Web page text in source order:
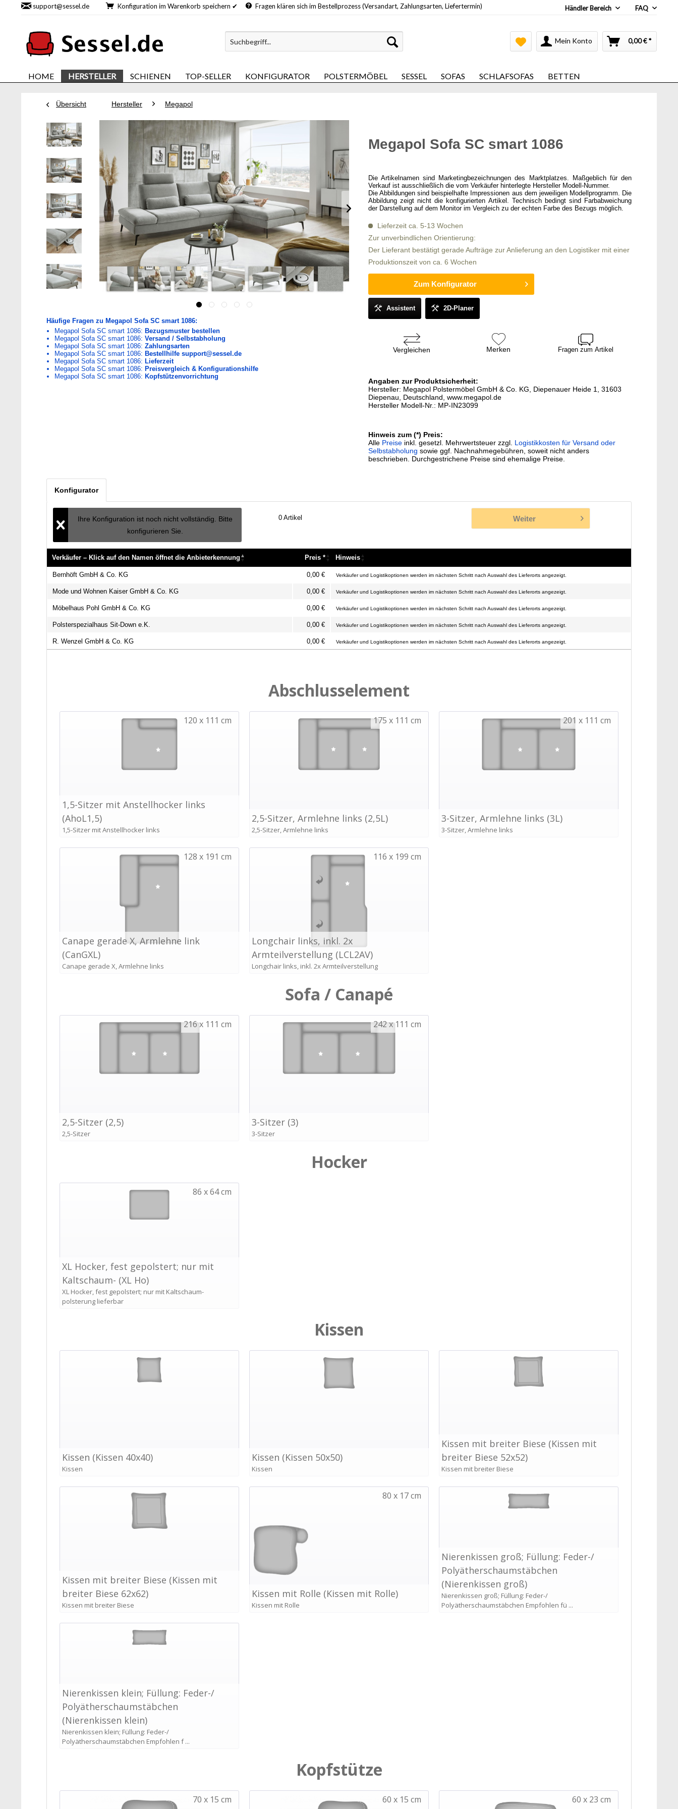
support@sessel.de Konfiguration im Warenkorb speichern ✔ Fragen klären sich im Bestellprozess (Versandart, Zahlungsarten, Liefertermin) Händler Bereich FAQ
Mein Konto 0,00 € *
HOME HERSTELLER SCHIENEN TOP-SELLER KONFIGURATOR POLSTERMÖBEL SESSEL SOFAS SCHLAFSOFAS BETTEN
Übersicht Hersteller Megapol
Häufige Fragen zu Megapol Sofa SC smart 1086:
Megapol Sofa SC smart 1086: Bezugsmuster bestellen
Megapol Sofa SC smart 1086: Versand / Selbstabholung
Megapol Sofa SC smart 1086: Zahlungsarten
Megapol Sofa SC smart 1086: Bestellhilfe support@sessel.de
Megapol Sofa SC smart 1086: Lieferzeit
Megapol Sofa SC smart 1086: Preisvergleich & Konfigurationshilfe
Megapol Sofa SC smart 1086: Kopfstützenvorrichtung
Megapol Sofa SC smart 1086
Die Artikelnamen sind Marketingbezeichnungen des Marktplatzes. Maßgeblich für den
Verkauf ist ausschließlich die vom Verkäufer hinterlegte Hersteller Modell-Nummer.
Die Abbildungen sind beispielhafte Impressionen aus dem jeweiligen Modellprogramm. Die
Abbildung zeigt nicht die konfigurierten Artikel. Technisch bedingt sind Farbabweichung
der Darstellung auf dem Monitor im Vergleich zu der echten Farbe des Bezugs möglich.
Lieferzeit ca. 5-13 Wochen
Zur unverbindlichen Orientierung:
Der Lieferant bestätigt gerade Aufträge zur Anlieferung an den Logistiker mit einer
Produktionszeit von ca. 6 Wochen
Zum Konfigurator
Assistent 2D-Planer
Vergleichen Merken Fragen zum Artikel
Angaben zur Produktsicherheit:
Hersteller: Megapol Polstermöbel GmbH & Co. KG, Diepenauer Heide 1, 31603
Diepenau, Deutschland, www.megapol.de
Hersteller Modell-Nr.: MP-IN23099
Hinweis zum (*) Preis:
Alle Preiseinkl. gesetzl. Mehrwertsteuer zzgl. Logistikkosten für Versand oder
Selbstabholung sowie ggf. Nachnahmegebühren, soweit nicht anders
beschrieben. Durchgestrichene Preise sind ehemalige Preise.
Konfigurator
Ihre Konfiguration ist noch nicht vollständig. Bitte
konfigurieren Sie.
0 Artikel Weiter
Verkäufer – Klick auf den Namen öffnet die Anbieterkennung Preis *
Hinweis
Verkäufer – Klick auf den Namen öffnet die Anbieterkennung
Preis *
Bernhöft GmbH & Co. KG 0,00 € Verkäufer und Logistikoptionen werden im nächsten Schritt nach Auswahl des Lieferorts angezeigt.
Mode und Wohnen Kaiser GmbH & Co. KG 0,00 € Verkäufer und Logistikoptionen werden im nächsten Schritt nach Auswahl des Lieferorts angezeigt.
Möbelhaus Pohl GmbH & Co. KG 0,00 € Verkäufer und Logistikoptionen werden im nächsten Schritt nach Auswahl des Lieferorts angezeigt.
Polsterspezialhaus Sit-Down e.K. 0,00 € Verkäufer und Logistikoptionen werden im nächsten Schritt nach Auswahl des Lieferorts angezeigt.
R. Wenzel GmbH & Co. KG 0,00 € Verkäufer und Logistikoptionen werden im nächsten Schritt nach Auswahl des Lieferorts angezeigt.